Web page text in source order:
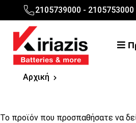
2105739000 - 2105753000
Αρχική
Το προϊόν που προσπαθήσατε να